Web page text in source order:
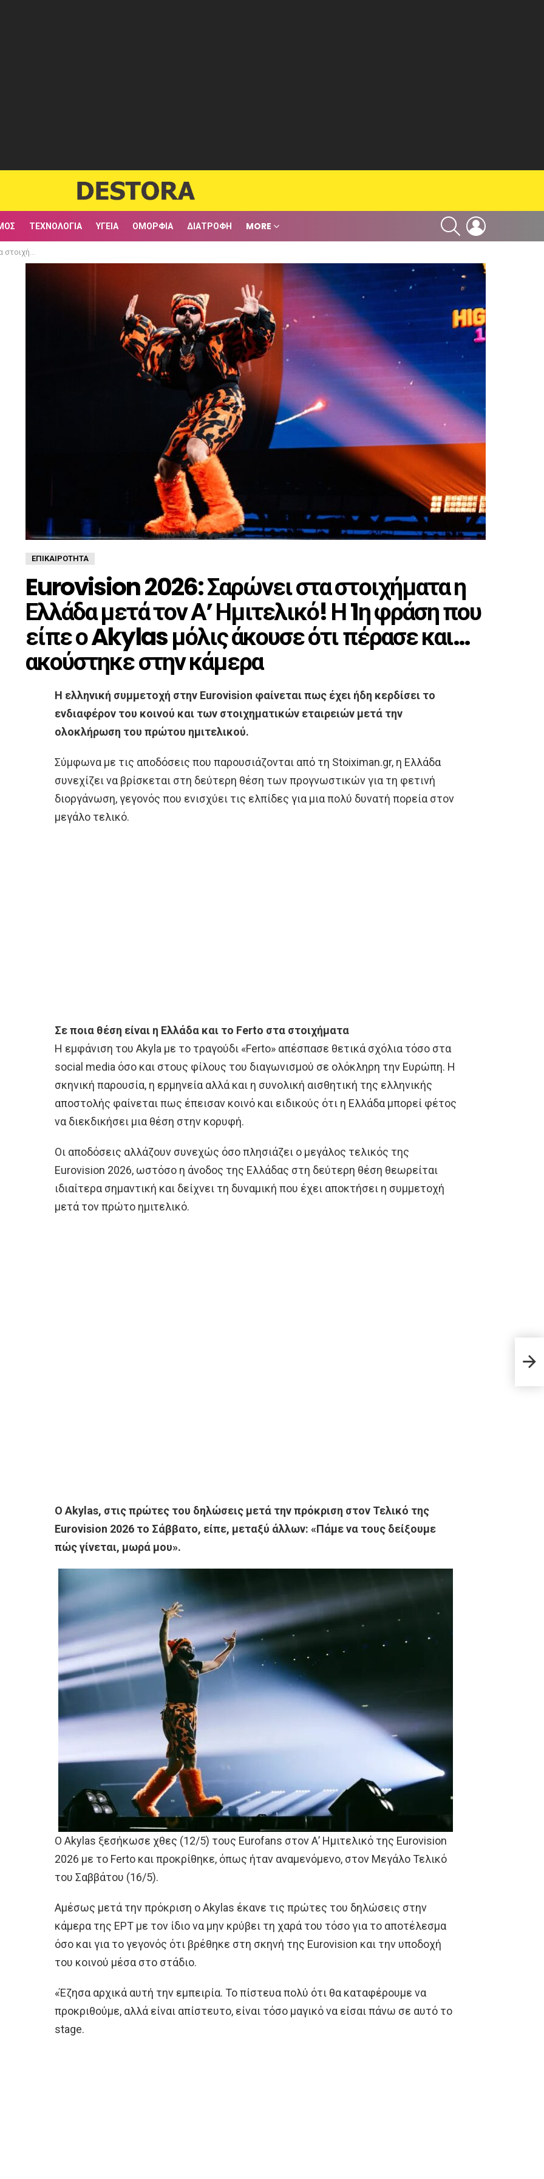
ΤΕΧΝΟΛΟΓΊΑ ΥΓΕΊΑ ΟΜΟΡΦΙΆ ΔΙΑΤΡΟΦΉ MORE
SEARCH
και… ακούστηκε στην κάμερα
ΕΠΙΚΑΙΡΌΤΗΤΑ
Eurovision 2026: Σαρώνει στα στοιχήματα η
Ελλάδα μετά τον Α’ Ημιτελικό! Η 1η φράση που
είπε ο Akylas μόλις άκουσε ότι πέρασε και…
ακούστηκε στην κάμερα
Η ελληνική συμμετοχή στην Eurovision φαίνεται πως έχει ήδη κερδίσει το
ενδιαφέρον του κοινού και των στοιχηματικών εταιρειών μετά την
ολοκλήρωση του πρώτου ημιτελικού.
Σύμφωνα με τις αποδόσεις που παρουσιάζονται από τη Stoiximan.gr, η Ελλάδα
συνεχίζει να βρίσκεται στη δεύτερη θέση των προγνωστικών για τη φετινή
διοργάνωση, γεγονός που ενισχύει τις ελπίδες για μια πολύ δυνατή πορεία στον
μεγάλο τελικό.
Σε ποια θέση είναι η Ελλάδα και το Ferto στα στοιχήματα
Η εμφάνιση του Αkyla με το τραγούδι «Ferto» απέσπασε θετικά σχόλια τόσο στα
social media όσο και στους φίλους του διαγωνισμού σε ολόκληρη την Ευρώπη. Η
σκηνική παρουσία, η ερμηνεία αλλά και η συνολική αισθητική της ελληνικής
αποστολής φαίνεται πως έπεισαν κοινό και ειδικούς ότι η Ελλάδα μπορεί φέτος
να διεκδικήσει μια θέση στην κορυφή.
Οι αποδόσεις αλλάζουν συνεχώς όσο πλησιάζει ο μεγάλος τελικός της
Eurovision 2026, ωστόσο η άνοδος της Ελλάδας στη δεύτερη θέση θεωρείται
ιδιαίτερα σημαντική και δείχνει τη δυναμική που έχει αποκτήσει η συμμετοχή
μετά τον πρώτο ημιτελικό.
Ο Akylas, στις πρώτες του δηλώσεις μετά την πρόκριση στον Τελικό της
Eurovision 2026 το Σάββατο, είπε, μεταξύ άλλων: «Πάμε να τους δείξουμε
πώς γίνεται, μωρά μου».
Ο Akylas ξεσήκωσε χθες (12/5) τους Eurofans στον Α’ Ημιτελικό της Eurovision
2026 με το Ferto και προκρίθηκε, όπως ήταν αναμενόμενο, στον Μεγάλο Τελικό
του Σαββάτου (16/5).
Αμέσως μετά την πρόκριση ο Akylas έκανε τις πρώτες του δηλώσεις στην
κάμερα της ΕΡΤ με τον ίδιο να μην κρύβει τη χαρά του τόσο για το αποτέλεσμα
όσο και για το γεγονός ότι βρέθηκε στη σκηνή της Eurovision και την υποδοχή
του κοινού μέσα στο στάδιο.
«Έζησα αρχικά αυτή την εμπειρία. Το πίστευα πολύ ότι θα καταφέρουμε να
προκριθούμε, αλλά είναι απίστευτο, είναι τόσο μαγικό να είσαι πάνω σε αυτό το
stage.